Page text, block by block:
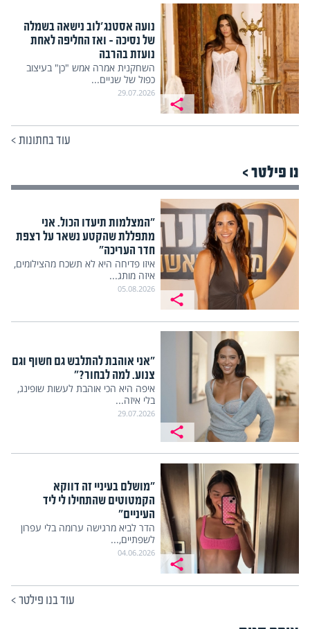
נועה אסטנג'לוב נישאה בשמלה
של נסיכה – ואז החליפה לאחת
נועזת בהרבה
השחקנית אמרה אמש "כן" בעיצוב
כפול של שניים...
29.07.2026
עוד בחתונות>
נו פילטר >
"המצלמות תיעדו הכול. אני
מתפללת שהקטע נשאר על רצפת
חדר העריכה"
איזו פדיחה היא לא תשכח מהצילומים,
איזה מותג...
05.08.2026
"אני אוהבת להתלבש גם חשוף וגם
צנוע. למה לבחור?"
איפה היא הכי אוהבת לעשות שופינג,
בלי איזה...
29.07.2026
"מושלם בעיניי זה דווקא
הקמטוטים שהתחילו לי ליד
העיניים"
הדר לביא מרגישה ערומה בלי עפרון
לשפתיים,...
04.06.2026
עוד בנו פילטר>